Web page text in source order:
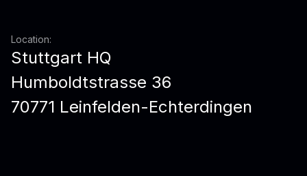
Location:
Stuttgart HQ
Humboldtstrasse 36
70771 Leinfelden-Echterdingen